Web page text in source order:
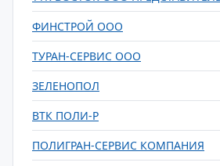
ФИНСТРОЙ ООО
ТУРАН-СЕРВИС ООО
ЗЕЛЕНОПОЛ
ВТК ПОЛИ-Р
ПОЛИГРАН-СЕРВИС КОМПАНИЯ